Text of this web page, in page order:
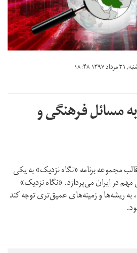
۱۸:۴۸
مسائل فرهنگی و
مجموعه برنامه «نگاه نزدیک» به یکی
در ایران می‌پردازد. «نگاه نزدیک»
به ریشه‌ها و زمینه‌های عمیق‌تری توجه کند